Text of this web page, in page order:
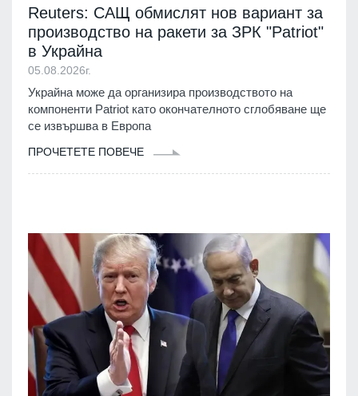
Reuters: САЩ обмислят нов вариант за
производство на ракети за ЗРК "Patriot"
в Украйна
05.08.2026г.
Украйна може да организира производството на
компоненти Patriot като окончателното сглобяване ще
се извършва в Европа
ПРОЧЕТЕТЕ ПОВЕЧЕ